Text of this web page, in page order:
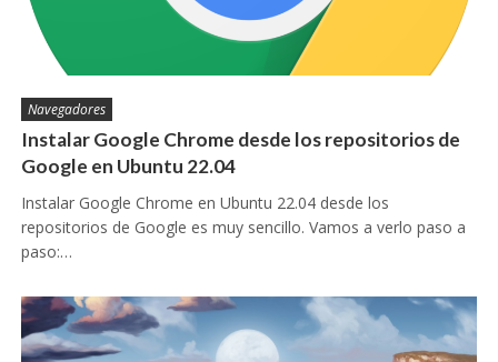
Navegadores
Instalar Google Chrome desde los repositorios de
Google en Ubuntu 22.04
Instalar Google Chrome en Ubuntu 22.04 desde los
repositorios de Google es muy sencillo. Vamos a verlo paso a
paso:…